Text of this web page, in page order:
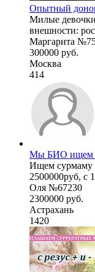
Опытный
Милые
внешности:
Маргарита
300000 руб.
Москва
414
Мы БИО ищем
Ищем сурмаму
2500000руб, с
Оля №67230
2300000 руб.
Астрахань
1420